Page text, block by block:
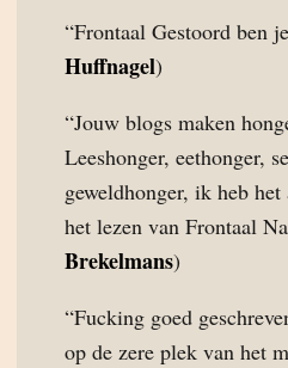
“Frontaal Gestoord ben
Huffnagel)
“Jouw blogs maken
Leeshonger, eethonger,
geweldhonger, ik heb
het lezen van Frontaal
Brekelmans)
“Fucking goed
op de zere plek van het